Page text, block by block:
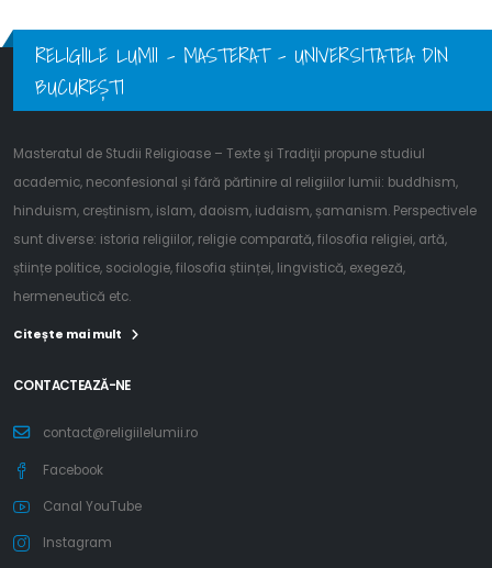
RELIGIILE LUMII - MASTERAT - UNIVERSITATEA DIN
BUCUREȘTI
Masteratul de Studii Religioase – Texte şi Tradiţii propune studiul
academic, neconfesional și fără părtinire al religiilor lumii: buddhism,
hinduism, creștinism, islam, daoism, iudaism, șamanism. Perspectivele
sunt diverse: istoria religiilor, religie comparată, filosofia religiei, artă,
științe politice, sociologie, filosofia științei, lingvistică, exegeză,
hermeneutică etc.
Citește mai mult
CONTACTEAZĂ-NE
contact@religiilelumii.ro
Facebook
Canal YouTube
Instagram